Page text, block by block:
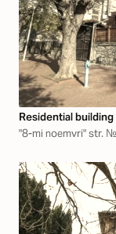
Residential building
"8-mi noemvri" str.